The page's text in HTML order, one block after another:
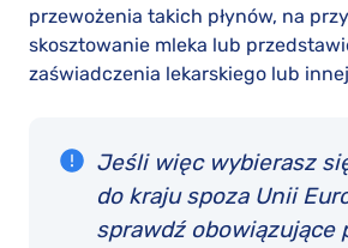
przewożenia takich płynów, na
skosztowanie mleka lub
zaświadczenia lekarskiego lub
Jeśli więc wybierasz
do kraju spoza Unii
sprawdź obowiązujące